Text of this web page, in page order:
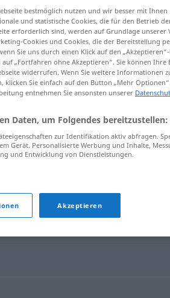
kmLuftlinie
bestmöglich nutzen und wir besser mit Ihnen
und statistische Cookies, die für den Betrieb
erforderlich sind, werden auf Grundlage unserer
Cookies und Cookies, die der Bereitstellung
Sie uns durch einen Klick auf den
auf „Fortfahren ohne Akzeptieren“. Sie können Ihre
widerrufen. Wenn Sie weitere Informationen
klicken Sie einfach auf den Button „Mehr Optionen“.
entnehmen Sie ansonsten unserer
Daten, um Folgendes bereitzustellen:
zur Identifikation aktiv abfragen.
Gerät. Personalisierte Werbung und Inhalte,
und Entwicklung von Dienstleistungen.
Akzeptieren